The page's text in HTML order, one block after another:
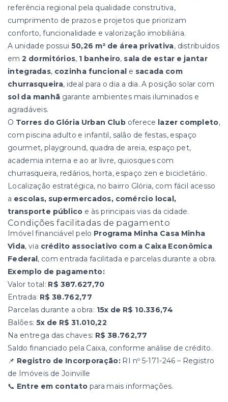
referência regional pela qualidade construtiva,
cumprimento de prazos e projetos que priorizam
conforto, funcionalidade e valorização imobiliária.
A unidade possui 50,26 m² de área privativa, distribuídos
em2 dormitórios, 1 banheiro, sala de estar e jantar
integradas, cozinha funcional e sacada com
churrasqueira, ideal para o dia a dia. A posição solar com
sol da manhã garante ambientes mais iluminados e
agradáveis.
O Torres do Glória Urban Cluboferece lazer completo,
com piscina adulto e infantil, salão de festas, espaço
gourmet, playground, quadra de areia, espaço pet,
academia interna e ao ar livre, quiosques com
churrasqueira, redários, horta, espaço zen e bicicletário.
Localização estratégica, no bairro Glória, com fácil acesso
a escolas, supermercados, comércio local,
transporte público e às principais vias da cidade.
Condições facilitadas de pagamento
Imóvel financiável pelo Programa Minha Casa Minha
Vida, via crédito associativo com a Caixa Econômica
Federal, com entrada facilitada e parcelas durante a obra.
Exemplo de pagamento:
Valor total: R$ 387.627,70
Entrada: R$ 38.762,77
Parcelas durante a obra: 15x de R$ 10.336,74
Balões: 5x de R$ 31.010,22
Na entrega das chaves: R$ 38.762,77
Saldo financiado pela Caixa, conforme análise de crédito.
📌 Registro de Incorporação:RI nº 5-171-246 – Registro
de Imóveis de Joinville
📞 Entre em contato para mais informações.